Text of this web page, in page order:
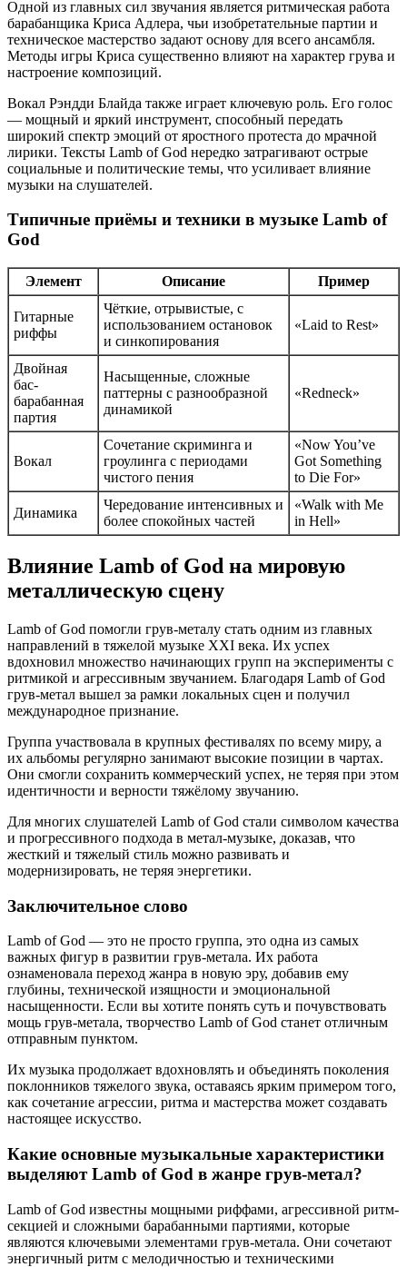
Одной из главных сил звучания является ритмическая работа
барабанщика Криса Адлера, чьи изобретательные партии и
техническое мастерство задают основу для всего ансамбля.
Методы игры Криса существенно влияют на характер грува и
настроение композиций.
Вокал Рэндди Блайда также играет ключевую роль. Его голос
— мощный и яркий инструмент, способный передать
широкий спектр эмоций от яростного протеста до мрачной
лирики. Тексты Lamb of God нередко затрагивают острые
социальные и политические темы, что усиливает влияние
музыки на слушателей.
Типичные приёмы и техники в музыке Lamb of
God
Элемент Описание Пример
Гитарные
риффы
Чёткие, отрывистые, с
использованием остановок
и синкопирования
«Laid to Rest»
Двойная
бас-
барабанная
партия
Насыщенные, сложные
паттерны с разнообразной
динамикой
«Redneck»
Вокал
Сочетание скриминга и
гроулинга с периодами
чистого пения
«Now You’ve
Got Something
to Die For»
Динамика
Чередование интенсивных и
более спокойных частей
«Walk with Me
in Hell»
Влияние Lamb of God на мировую
металлическую сцену
Lamb of God помогли грув-металу стать одним из главных
направлений в тяжелой музыке XXI века. Их успех
вдохновил множество начинающих групп на эксперименты с
ритмикой и агрессивным звучанием. Благодаря Lamb of God
грув-метал вышел за рамки локальных сцен и получил
международное признание.
Группа участвовала в крупных фестивалях по всему миру, а
их альбомы регулярно занимают высокие позиции в чартах.
Они смогли сохранить коммерческий успех, не теряя при этом
идентичности и верности тяжёлому звучанию.
Для многих слушателей Lamb of God стали символом качества
и прогрессивного подхода в метал-музыке, доказав, что
жесткий и тяжелый стиль можно развивать и
модернизировать, не теряя энергетики.
Заключительное слово
Lamb of God — это не просто группа, это одна из самых
важных фигур в развитии грув-метала. Их работа
ознаменовала переход жанра в новую эру, добавив ему
глубины, технической изящности и эмоциональной
насыщенности. Если вы хотите понять суть и почувствовать
мощь грув-метала, творчество Lamb of God станет отличным
отправным пунктом.
Их музыка продолжает вдохновлять и объединять поколения
поклонников тяжелого звука, оставаясь ярким примером того,
как сочетание агрессии, ритма и мастерства может создавать
настоящее искусство.
Какие основные музыкальные характеристики
выделяют Lamb of God в жанре грув-метал?
Lamb of God известны мощными риффами, агрессивной ритм-
секцией и сложными барабанными партиями, которые
являются ключевыми элементами грув-метала. Они сочетают
энергичный ритм с мелодичностью и техническими